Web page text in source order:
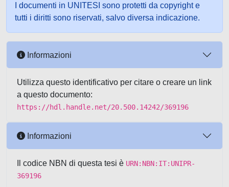
I documenti in UNITESI sono protetti da copyright e
tutti i diritti sono riservati, salvo diversa indicazione.
Informazioni
Utilizza questo identificativo per citare o creare un link
a questo documento:
https://hdl.handle.net/20.500.14242/369196
Informazioni
Il codice NBN di questa tesi è URN:NBN:IT:UNIPR-
369196